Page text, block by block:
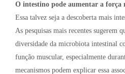
O intestino pode aumentar a força
Essa talvez seja a descoberta mais
As pesquisas mais recentes sugerem
diversidade da microbiota intestinal
função muscular, especialmente
mecanismos podem explicar essa